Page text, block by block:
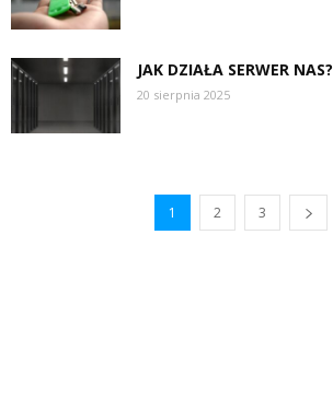
JAK DZIAŁA SERWER NAS?
20 sierpnia 2025
1 2 3